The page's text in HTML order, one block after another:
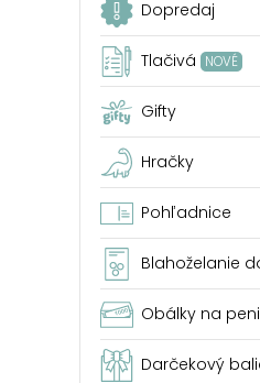
Dopredaj
Tlačivá NOVÉ
Gifty
Hračky
Pohľadnice
Blahoželanie
Obálky na
Darčekový